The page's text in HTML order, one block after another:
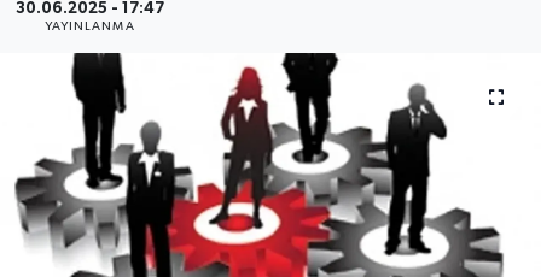
30.06.2025 - 17:47
YAYINLANMA